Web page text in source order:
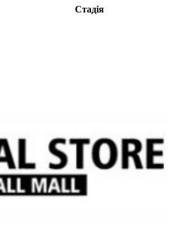
Стадія